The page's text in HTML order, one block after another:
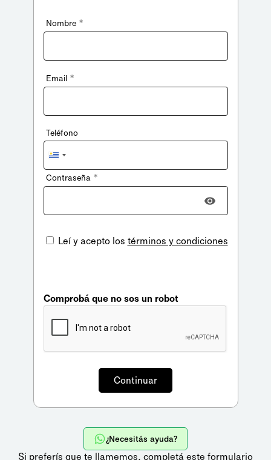
Nombre *
Email *
Teléfono
Uruguay
+598
Contraseña *
Leí y acepto los términos y condiciones
Comprobá que no sos un robot
¿Necesitás ayuda?
Si preferís que te llamemos, completá este formulario